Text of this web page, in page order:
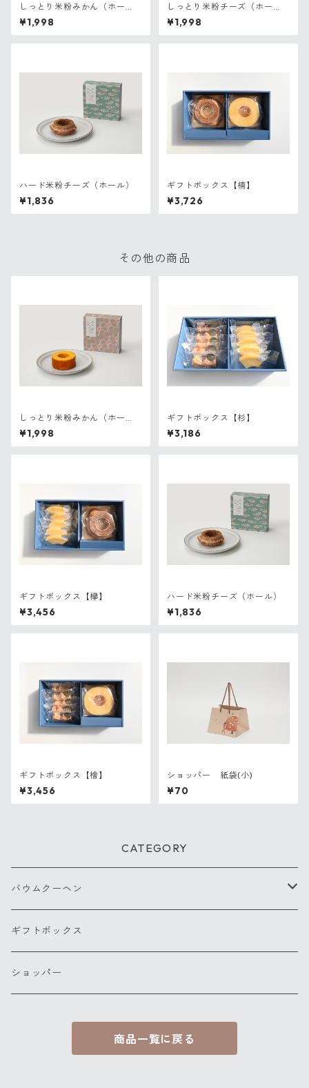
しっとり米粉みかん（ホー
ル）
¥1,998
しっとり米粉チーズ（ホー
ル）
¥1,998
ハード米粉チーズ（ホール）
¥1,836
ギフトボックス【楠】
¥3,726
その他の商品
しっとり米粉みかん（ホー
ル）
¥1,998
ギフトボックス【杉】
¥3,186
ギフトボックス【欅】
¥3,456
ハード米粉チーズ（ホール）
¥1,836
ギフトボックス【檜】
¥3,456
ショッパー 紙袋(小)
¥70
CATEGORY
バウムクーヘン
ホールサイズ
ギフトボックス
ショッパー
商品一覧に戻る